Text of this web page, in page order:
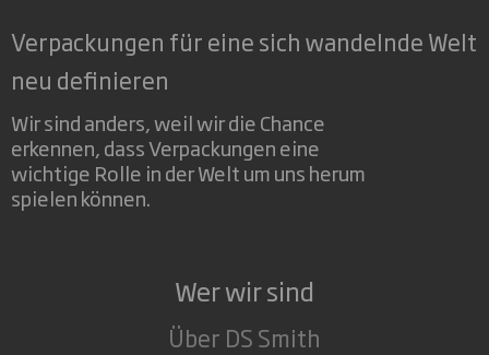
Verpackungen für eine sich wandelnde Welt
neu definieren
Wir sind anders, weil wir die Chance
erkennen, dass Verpackungen eine
wichtige Rolle in der Welt um uns herum
spielen können.
Wer wir sind
Über DS Smith